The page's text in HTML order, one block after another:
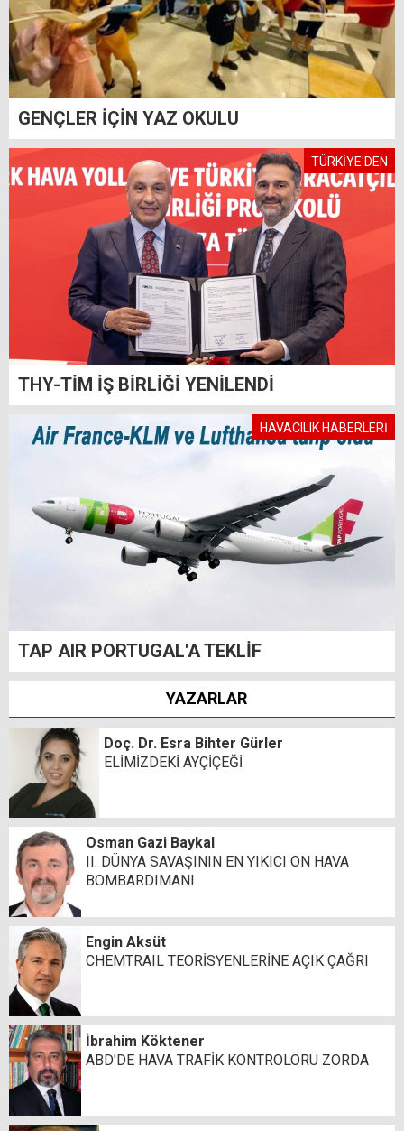
GENÇLER İÇİN YAZ OKULU
TÜRKİYE'DEN
THY-TİM İŞ BİRLİĞİ YENİLENDİ
HAVACILIK HABERLERİ
TAP AIR PORTUGAL'A TEKLİF
YAZARLAR
Doç. Dr. Esra Bihter Gürler
ELİMİZDEKİ AYÇİÇEĞİ
Osman Gazi Baykal
II. DÜNYA SAVAŞININ EN YIKICI ON HAVA
BOMBARDIMANI
Engin Aksüt
CHEMTRAIL TEORİSYENLERİNE AÇIK ÇAĞRI
İbrahim Köktener
ABD'DE HAVA TRAFİK KONTROLÖRÜ ZORDA